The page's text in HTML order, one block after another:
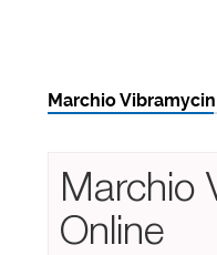
Marchio
Marchio
Online